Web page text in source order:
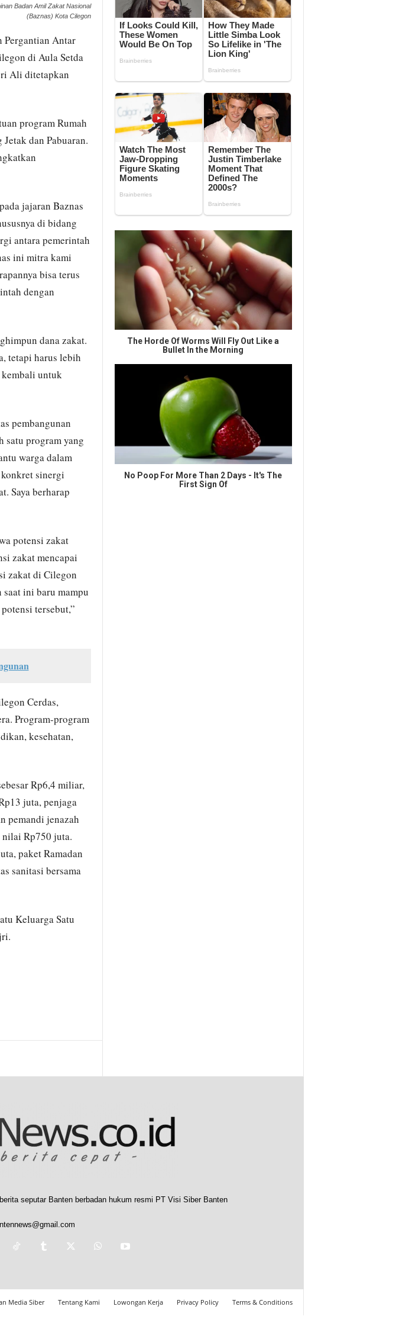
Badan Amil Zakat Nasional
(Baznas) Kota Cilegon
Pergantian Antar
di Aula Setda
Ali ditetapkan
program Rumah
dan Pabuaran.
jajaran Baznas
di bidang
antara pemerintah
ini mitra kami
bisa terus
dengan
dana zakat.
tetapi harus lebih
kembali untuk
pembangunan
satu program yang
warga dalam
sinergi
Saya berharap
potensi zakat
zakat mencapai
zakat di Cilegon
ini baru mampu
tersebut,”
Cerdas,
Program-program
kesehatan,
Rp6,4 miliar,
juta, penjaga
pemandi jenazah
nilai Rp750 juta.
paket Ramadan
sanitasi bersama
Keluarga Satu
The Horde Of Worms Will Fly Out Like a
Bullet In the Morning
No Poop For More Than 2 Days - It's The
First Sign Of
seputar Banten berbadan hukum resmi PT Visi Siber Banten
Media Siber Tentang Kami Lowongan Kerja Privacy Policy Terms & Conditions